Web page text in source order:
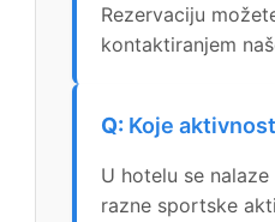
Rezervaciju
kontaktiranjem
Koje
U hotelu se
razne sportske